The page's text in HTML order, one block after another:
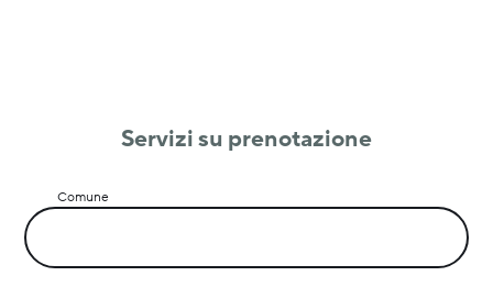
Servizi su prenotazione
Comune